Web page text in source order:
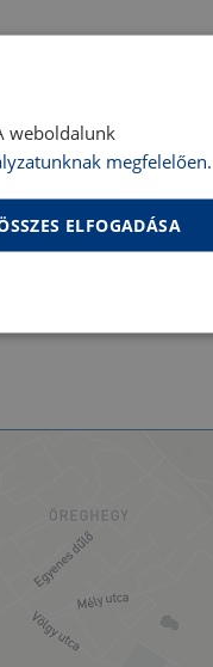
weboldalunk
megfelelően.
ELFOGADÁSA
Funkcionalitás
bejelentkezést és a